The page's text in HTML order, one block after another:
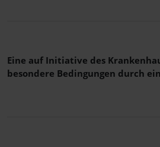
Eine auf Initiative des
besondere Bedingungen durch